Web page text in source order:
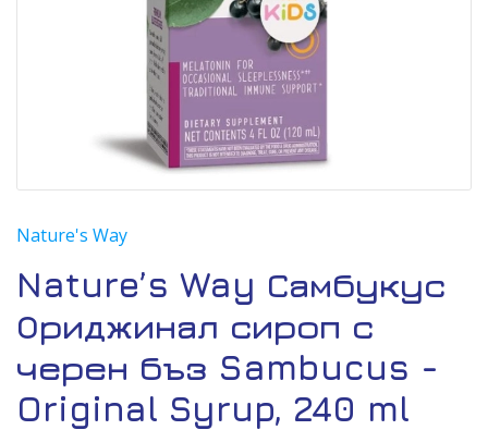
Nature's Way
Nature’s Way Самбукус
Ориджинал сироп с
черен бъз Sambucus -
Original Syrup, 240 ml